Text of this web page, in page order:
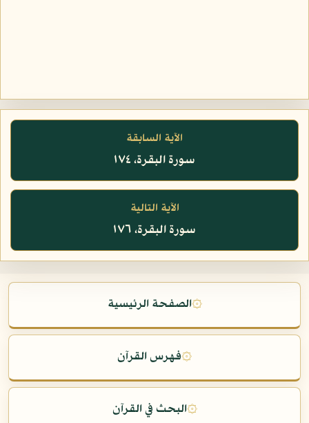
الآية السابقة
سورة البقرة، ١٧٤
الآية التالية
سورة البقرة، ١٧٦
۞الصفحة الرئيسية
۞فهرس القرآن
۞البحث في القرآن